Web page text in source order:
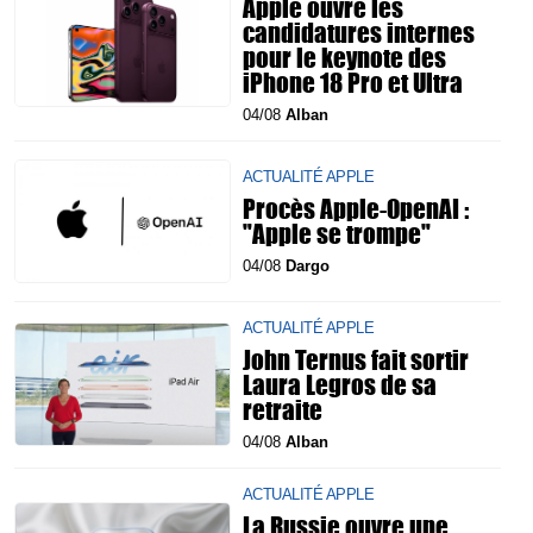
candidatures internes
pour le keynote des
iPhone 18 Pro et Ultra
04/08 Alban
ACTUALITÉ APPLE
Procès Apple-OpenAI :
"Apple se trompe"
04/08 Dargo
ACTUALITÉ APPLE
John Ternus fait sortir
Laura Legros de sa
retraite
04/08 Alban
ACTUALITÉ APPLE
La Russie ouvre une